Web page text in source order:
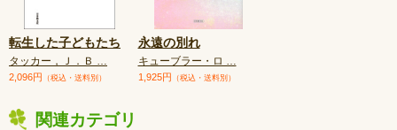
転生した子どもたち
タッカー，Ｊ．Ｂ …
2,096円 （税込・送料別）
永遠の別れ
キューブラー・ロ …
1,925円 （税込・送料別）
関連カテゴリ